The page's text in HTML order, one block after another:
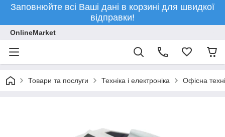
Заповнюйте всі Ваші дані в корзині для швидкої
відправки!
OnlineMarket
Товари та послуги Техніка і електроніка Офісна